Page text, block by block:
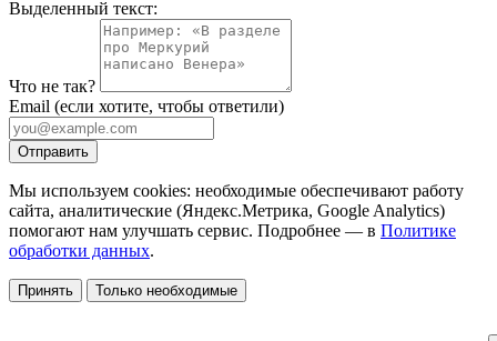
Выделенный текст:
Что не так?
Email (если хотите, чтобы ответили)
Отправить
Мы используем cookies: необходимые обеспечивают работу
сайта, аналитические (Яндекс.Метрика, Google Analytics)
помогают нам улучшать сервис. Подробнее — в Политике
обработки данных.
Принять Только необходимые